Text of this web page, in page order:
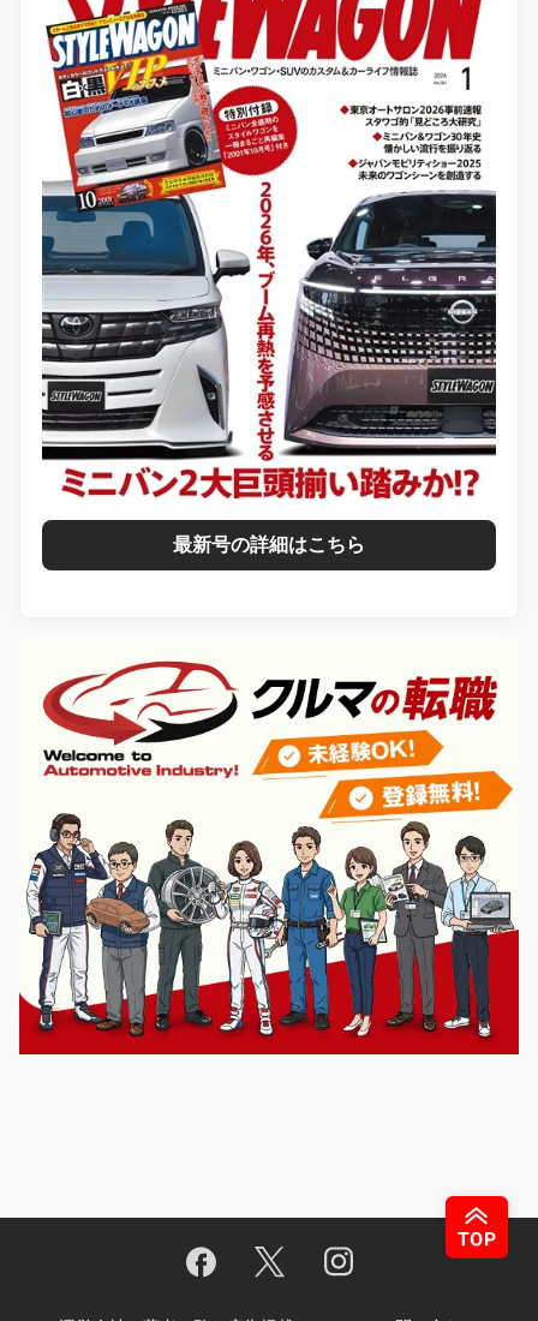
最新号の詳細はこちら